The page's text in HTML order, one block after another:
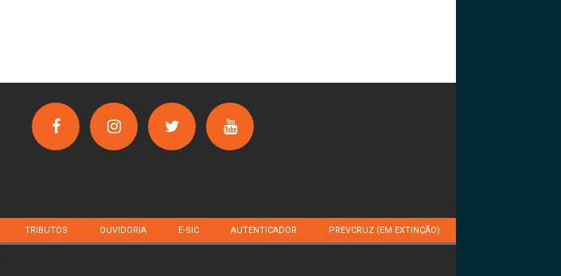
TRIBUTOS OUVIDORIA E-SIC AUTENTICADOR PREVCRUZ (EM EXTINÇÃO)